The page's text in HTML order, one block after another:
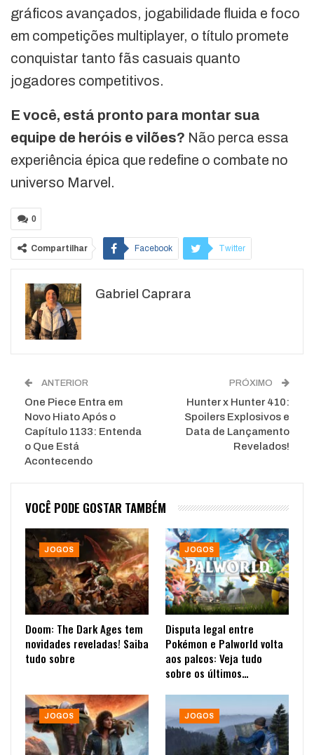
gráficos avançados, jogabilidade fluida e foco
em competições multiplayer, o título promete
conquistar tanto fãs casuais quanto
jogadores competitivos.
E você, está pronto para montar sua
equipe de heróis e vilões? Não perca essa
experiência épica que redefine o combate no
universo Marvel.
0
Compartilhar Facebook Twitter
WhatsApp
Gabriel Caprara
ANTERIOR
One Piece Entra em
Novo Hiato Após o
Capítulo 1133: Entenda
o Que Está
Acontecendo
PRÓXIMO
Hunter x Hunter 410:
Spoilers Explosivos e
Data de Lançamento
Revelados!
VOCÊ PODE GOSTAR TAMBÉM
JOGOS
Doom: The Dark Ages tem
novidades reveladas! Saiba
tudo sobre
JOGOS
Disputa legal entre
Pokémon e Palworld volta
aos palcos: Veja tudo
sobre os últimos…
JOGOS JOGOS